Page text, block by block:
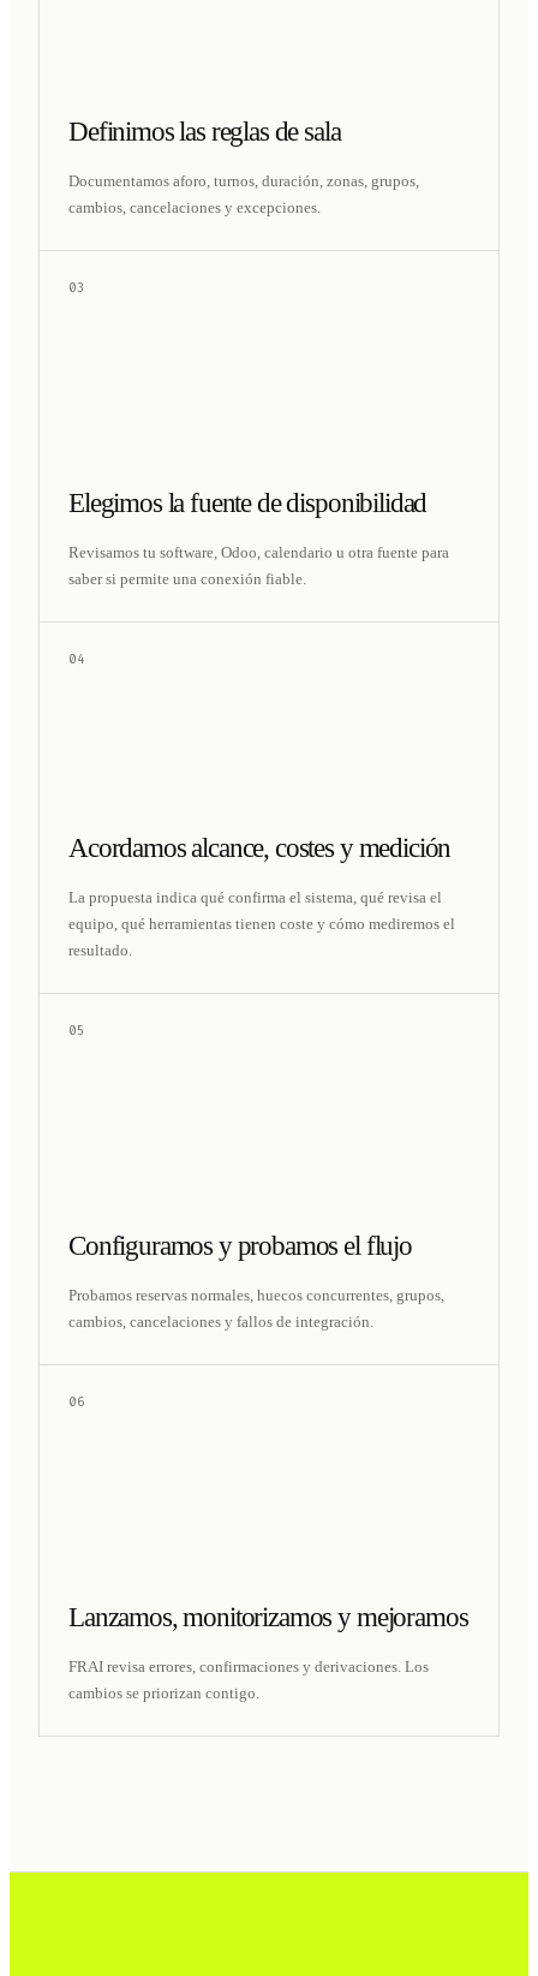
Definimos las reglas de sala
Documentamos aforo, turnos, duración, zonas, grupos,
cambios, cancelaciones y excepciones.
03
Elegimos la fuente de disponibilidad
Revisamos tu software, Odoo, calendario u otra fuente para
saber si permite una conexión fiable.
04
Acordamos alcance, costes y medición
La propuesta indica qué confirma el sistema, qué revisa el
equipo, qué herramientas tienen coste y cómo mediremos el
resultado.
05
Configuramos y probamos el flujo
Probamos reservas normales, huecos concurrentes, grupos,
cambios, cancelaciones y fallos de integración.
06
Lanzamos, monitorizamos y mejoramos
FRAI revisa errores, confirmaciones y derivaciones. Los
cambios se priorizan contigo.